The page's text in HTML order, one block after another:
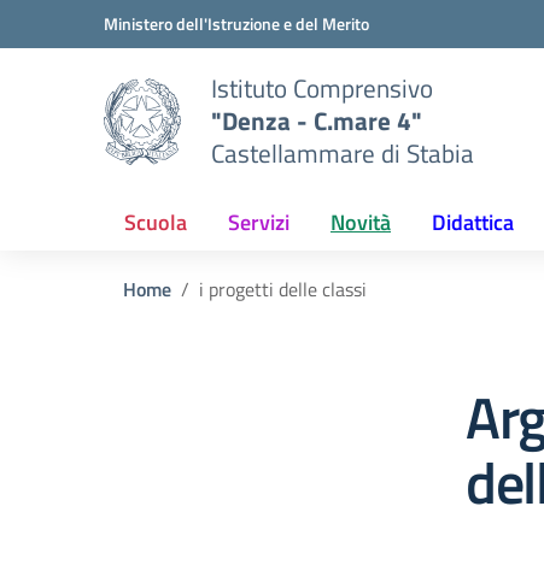
Vai ai contenuti
Vai al menu di navigazioneMinistero dell'Istruzione e del Merito
Istituto Comprensivo
"Denza - C.mare 4"
Castellammare di Stabia
Scuola Servizi Novità Didattica
Home i progetti delle classi